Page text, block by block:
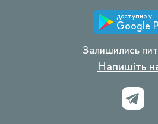
доступно у
Google
Залишились
Напишіть